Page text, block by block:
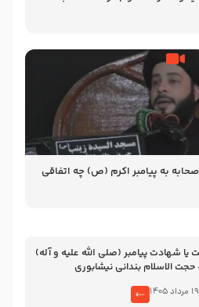
به پیامبر اکرم (ص) چه اتفاقی
را بیرون انداختند ؟!!!!! – سید محمد
یا شهادت پیامبر (صلی الله علیه و آله)
الاسلام بندانی نیشابوری
۱۹ مرداد ۱۴۰۵